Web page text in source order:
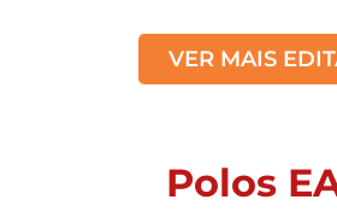
VER MAIS
Polos